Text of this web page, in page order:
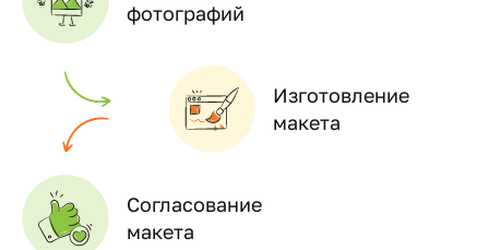
фотографий
Изготовление
макета
Согласование
макета